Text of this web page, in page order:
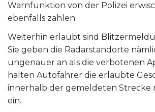
Warnfunktion von der Polizei
ebenfalls zahlen.
Weiterhin erlaubt sind
Sie geben die Radarstandorte
ungenauer an als die verbotenen
halten Autofahrer die erlaubte
innerhalb der gemeldeten Strecke
ein.